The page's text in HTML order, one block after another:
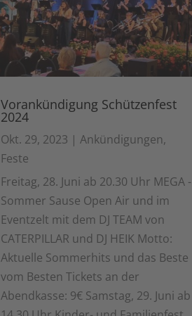
Vorankündigung Schützenfest
2024
Okt. 29, 2023 |Ankündigungen,
Feste
Freitag, 28. Juni ab 20.30 Uhr MEGA -
Sommer Sause Open Air und im
Eventzelt mit dem DJ TEAM von
CATERPILLAR und DJ HEIK Motto:
Aktuelle Sommerhits und das Beste
vom Besten Tickets an der
Abendkasse: 9€ Samstag, 29. Juni ab